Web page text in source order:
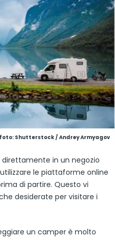
Shutterstock / Andrey Armyagov
in un negozio
le piattaforme online
di partire. Questo vi
desiderate per visitare i
un camper è molto